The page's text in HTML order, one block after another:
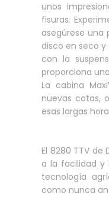
unos
fisuras.
asegúrese
disco en seco
con la
proporciona
La cabina
nuevas cotas,
esas largas
El 8280 TTV de
a la facilidad y
tecnología
como nunca